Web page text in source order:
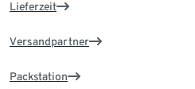
Lieferzeit
Versandpartner
Packstation